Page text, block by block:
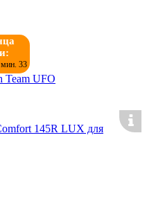
32
Team UFO